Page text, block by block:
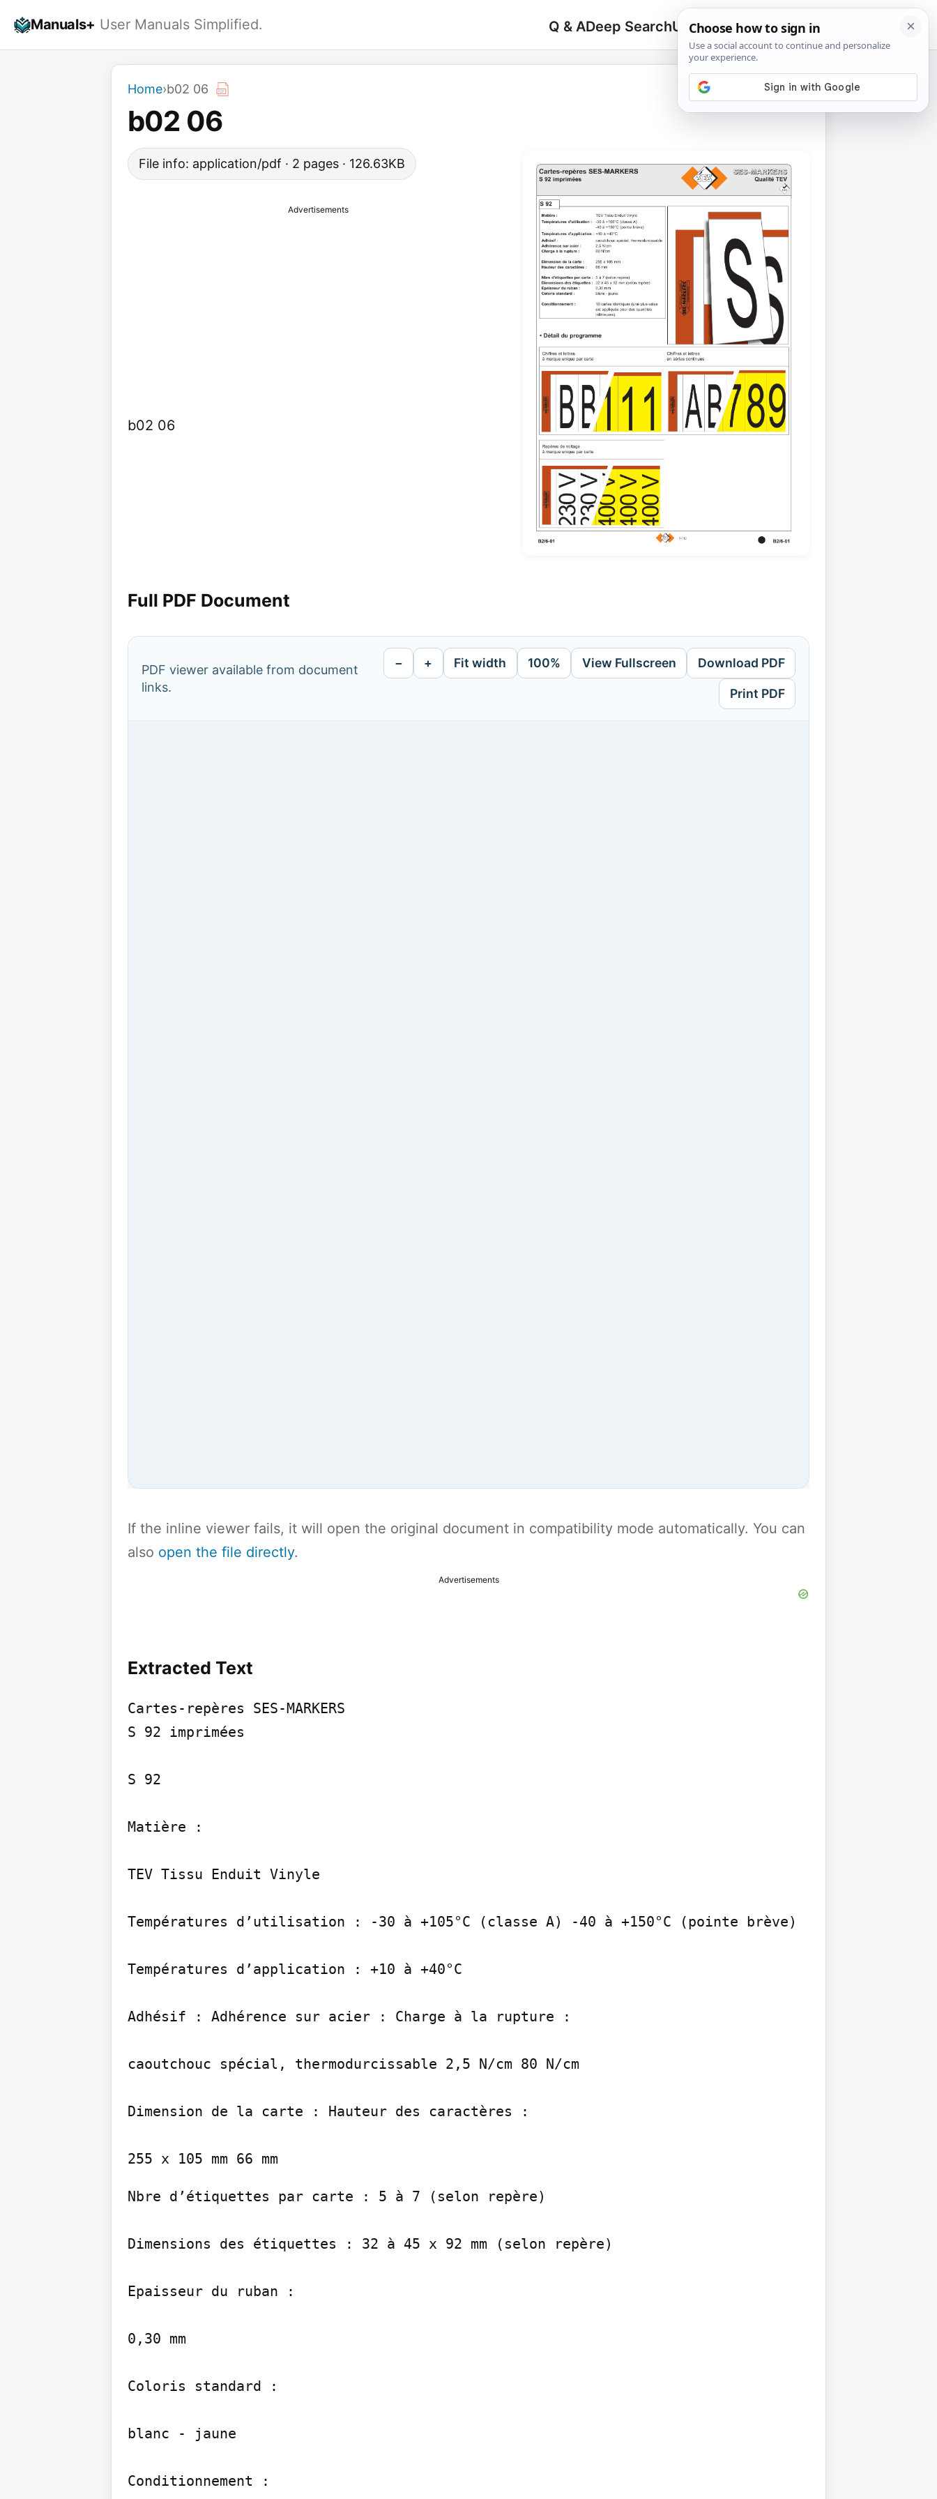
Manuals+ User Manuals Simplified. Q & ADeep SearchUpload
Search
for:
🔍
Home›b02 06
b02 06
File info: application/pdf · 2 pages · 126.63KB
Advertisements
b02 06
Full PDF Document
PDF viewer available from document
links.
− + Fit width 100% View Fullscreen Download PDF
Print PDF
If the inline viewer fails, it will open the original document in compatibility mode automatically. You can
also open the file directly.
Advertisements
Extracted Text
Cartes-repères SES-MARKERS
S 92 imprimées
S 92
Matière :
TEV Tissu Enduit Vinyle
Températures d’utilisation : -30 à +105°C (classe A) -40 à +150°C (pointe brève)
Températures d’application : +10 à +40°C
Adhésif : Adhérence sur acier : Charge à la rupture :
caoutchouc spécial, thermodurcissable 2,5 N/cm 80 N/cm
Dimension de la carte : Hauteur des caractères :
Nbre d’étiquettes par carte : 5 à 7 (selon repère)
Dimensions des étiquettes : 32 à 45 x 92 mm (selon repère)
Epaisseur du ruban :
0,30 mm
Coloris standard :
blanc - jaune
Conditionnement :